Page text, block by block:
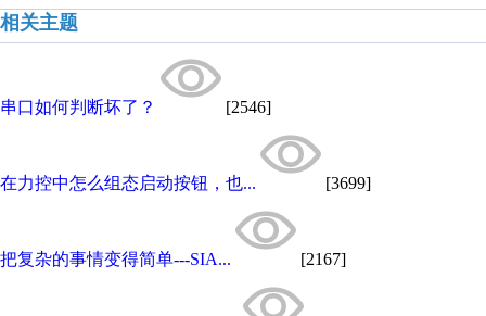
相关主题
串口如何判断坏了？ [2546]
在力控中怎么组态启动按钮，也... [3699]
把复杂的事情变得简单---SIA... [2167]